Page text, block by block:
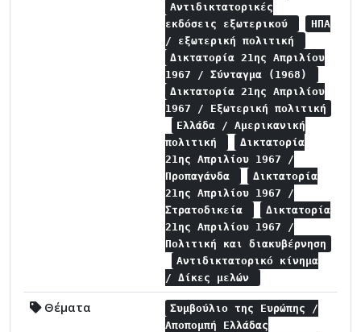
Αντιδικτατορικές
εκδόσεις εξωτερικού
ΗΠΑ
/ εξωτερική πολιτική
Δικτατορία 21ης Απριλίου
1967 / Σύνταγμα (1968)
Δικτατορία 21ης Απριλίου
1967 / Εξωτερική πολιτική
Ελλάδα / Αμερικανική
πολιτική
Δικτατορία
21ης Απριλίου 1967 /
Προπαγάνδα
Δικτατορία
21ης Απριλίου 1967 /
Στρατοδικεία
Δικτατορία
21ης Απριλίου 1967 /
Πολιτική και διακυβέρνηση
Αντιδικτατορικό κίνημα
/ Δίκες μελών
Θέματα
Συμβούλιο της Ευρώπης /
Αποπομπή Ελλάδας